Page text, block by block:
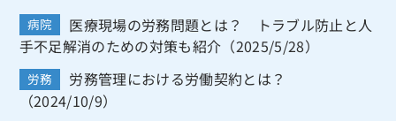
病院
医療現場の労務問題とは？ トラブル防止と人
手不足解消のための対策も紹介（2025/5/28）
労務
労務管理における労働契約とは？
（2024/10/9）